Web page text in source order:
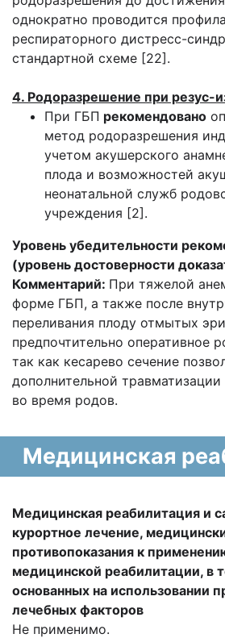
однократно проводится
респираторного дистресс-
стандартной схеме [22].
4. Родоразрешение при резус-
При ГБП рекомендовано
метод родоразрешения
учетом акушерского
плода и возможностей
неонатальной служб
учреждения [2].
Уровень убедительности
(уровень достоверности
Комментарий: При тяжелой
форме ГБП, а также после
переливания плоду отмытых
предпочтительно оперативное
так как кесарево сечение
дополнительной
во время родов.
Медицинская
Медицинская реабилитация и
курортное лечение,
противопоказания к
медицинской реабилитации, в
основанных на использовании
лечебных факторов
Не применимо.